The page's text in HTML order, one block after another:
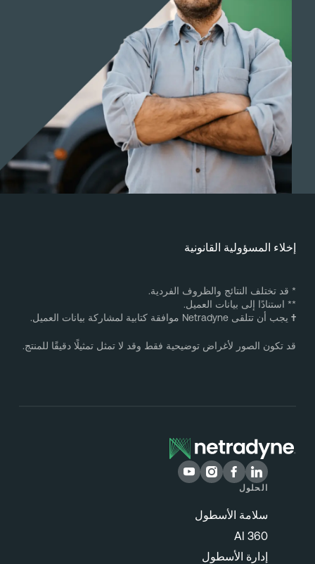
المسؤولية القانونية
قد تختلف النتائج والظروف الفردية.
استنادًا إلى بيانات العميل.
يجب أن تتلقى Netradyne موافقة كتابية لمشاركة بيانات العميل.
تكون الصور لأغراض توضيحية فقط وقد لا تمثل تمثيلًا دقيقًا للمنتج.
الحلول
سلامة الأسطول
إدارة الأسطول